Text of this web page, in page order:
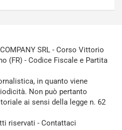
SRL - Corso Vittorio
(FR) - Codice Fiscale e Partita
in quanto viene
Non può pertanto
ai sensi della legge n. 62
riservati - Contattaci